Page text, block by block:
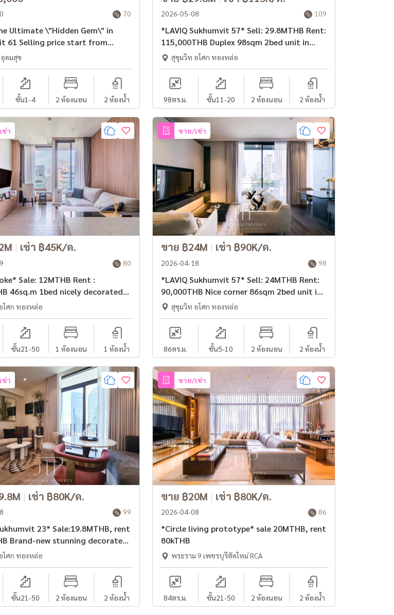
70
Ultimate \"Hidden Gem\" in
61 Selling price start from
ดมสุข
ชั้น1-4 2 ห้องนอน 2 ห้องน้ำ
2026-05-08 109
*LAVIQ Sukhumvit 57* Sell: 29.8MTHB Rent:
115,000THB Duplex 98sqm 2bed unit in
Thonglor area
สุขุมวิท อโศก ทองหล่อ
98ตร.ม. ชั้น11-20 2 ห้องนอน 2 ห้องน้ำ
ช่า
| เช่า ฿45K/ด.
80
Rent :
in Asoke area
โศก ทองหล่อ
ชั้น21-50 1 ห้องนอน 1 ห้องน้ำ
ขาย/เช่า
ขาย ฿24M | เช่า ฿90K/ด.
2026-04-18 98
*LAVIQ Sukhumvit 57* Sell: 24MTHB Rent:
90,000THB Nice corner 86sqm 2bed unit in
Thonglor area
สุขุมวิท อโศก ทองหล่อ
86ตร.ม. ชั้น5-10 2 ห้องนอน 2 ห้องน้ำ
ช่า
| เช่า ฿80K/ด.
99
Sale:19.8MTHB, rent
Brand-new stunning decorated
unit for rent in Asoke area.
โศก ทองหล่อ
ชั้น21-50 2 ห้องนอน 2 ห้องน้ำ
ขาย/เช่า
ขาย ฿20M | เช่า ฿80K/ด.
2026-04-08 86
*Circle living prototype* sale 20MTHB, rent
80kTHB
พระราม 9 เพชรบุรีตัดใหม่ RCA
84ตร.ม. ชั้น21-50 2 ห้องนอน 2 ห้องน้ำ